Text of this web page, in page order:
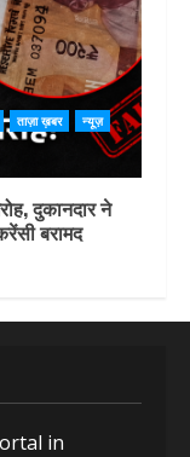
ताज़ा ख़बर
न्यूज़
दुकानदार ने
बरामद
in